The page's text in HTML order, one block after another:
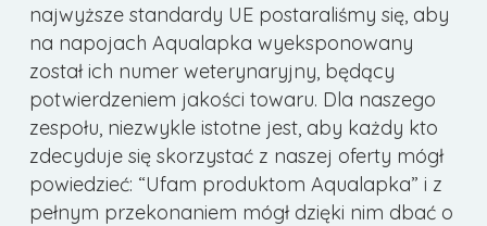
najwyższe standardy UE postaraliśmy się, aby
na napojach Aqualapka wyeksponowany
został ich numer weterynaryjny, będący
potwierdzeniem jakości towaru. Dla naszego
zespołu, niezwykle istotne jest, aby każdy kto
zdecyduje się skorzystać z naszej oferty mógł
powiedzieć: “Ufam produktom Aqualapka” i z
pełnym przekonaniem mógł dzięki nim dbać o